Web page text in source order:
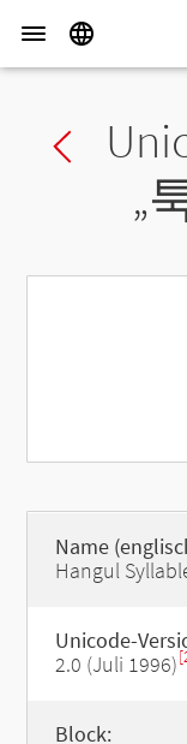
Previous
„
Name
Hangul
Unicode-
2.0 (Juli 1996)
Block: